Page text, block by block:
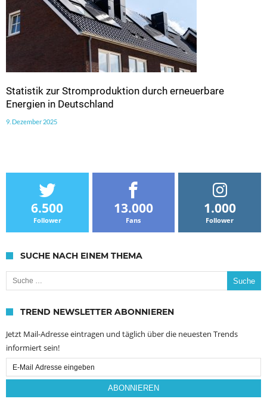
Statistik zur Stromproduktion durch erneuerbare
Energien in Deutschland
9. Dezember 2025
6.500
Follower
13.000
Fans
1.000
Follower
SUCHE NACH EINEM THEMA
Suche nach:
TREND NEWSLETTER ABONNIEREN
Jetzt Mail-Adresse eintragen und täglich über die neuesten Trends
informiert sein!
Email
Subscription
ABONNIEREN